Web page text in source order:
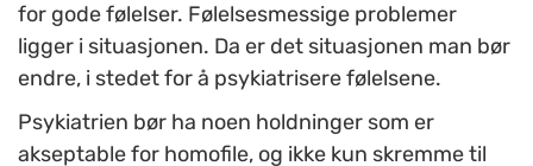
for gode følelser. Følelsesmessige problemer
ligger i situasjonen. Da er det situasjonen man bør
endre, i stedet for å psykiatrisere følelsene.
Psykiatrien bør ha noen holdninger som er
akseptable for homofile, og ikke kun skremme til